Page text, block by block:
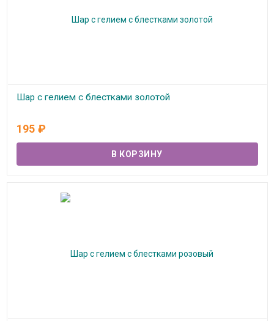
Шар с гелием с блестками золотой
195 ₽